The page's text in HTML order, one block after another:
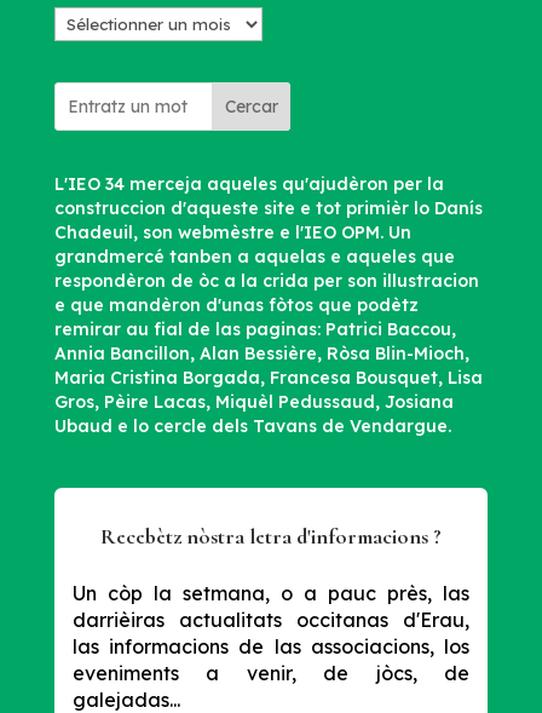
Los
Cercar
L'IEO 34 merceja aqueles qu'ajudèron per la
construccion d'aqueste site e tot primièr lo Danís
Chadeuil, son webmèstre e l'IEO OPM. Un
grandmercé tanben a aquelas e aqueles que
respondèron de òc a la crida per son illustracion
e que mandèron d'unas fòtos que podètz
remirar au fial de las paginas: Patrici Baccou,
Annia Bancillon, Alan Bessière, Ròsa Blin-Mioch,
Maria Cristina Borgada, Francesa Bousquet, Lisa
Gros, Pèire Lacas, Miquèl Pedussaud, Josiana
Ubaud e lo cercle dels Tavans de Vendargue.
Recebètz nòstra letra d'informacions ?
Un còp la setmana, o a pauc près, las
darrièiras actualitats occitanas d'Erau,
las informacions de las associacions, los
eveniments a venir, de jòcs, de
galejadas...